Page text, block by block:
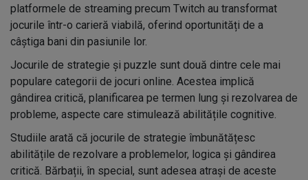
platformele de streaming precum Twitch au transformat
jocurile într-o carieră viabilă, oferind oportunități de a
câștiga bani din pasiunile lor.
Jocurile de strategie și puzzle sunt două dintre cele mai
populare categorii de jocuri online. Acestea implică
gândirea critică, planificarea pe termen lung și rezolvarea de
probleme, aspecte care stimulează abilitățile cognitive.
Studiile arată că jocurile de strategie îmbunătățesc
abilitățile de rezolvare a problemelor, logica și gândirea
critică. Bărbații, în special, sunt adesea atrași de aceste